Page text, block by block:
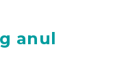
anul